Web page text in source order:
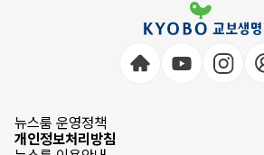
뉴스룸 운영정책
개인정보처리방침